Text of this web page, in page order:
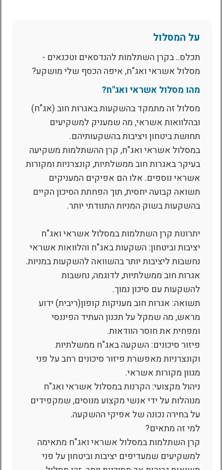
על המסלול
תכלס.. בקרן השתלמות להנדסאים וטכנאים -
מסלול אשראי ואג"ח, איפה הכסף שלי מושקע?
מהו מסלול אשראי ואג"ח?
מסלול זה מתמקד בהשקעות באגרות חוב (אג"ח)
ובהלוואות אשראי, מה שמעניק למשקיעים
תחושת ביטחון ויציבות בהשקעותיהם.
במסלול אשראי ואג"ח, קרן ההשתלמות משקיעה
בעיקר באגרות חוב ממשלתיות, קונצרניות ומקורות
אשראי נוספים. אלו הם אפיקים המעניקים
תשואה קבועה יחסית, תוך הפחתת הסיכון הקיים
בהשקעות בשוק המניות התנודתי יותר.
יתרונות קרן השתלמות במסלול אשראי ואג"ח
יציבות וביטחון: השקעות באג"ח והלוואות אשראי
נחשבות ליציבות יותר בהשוואה להשקעות במניות.
אגרות חוב ממשלתיות, לדוגמה, נחשבות
להשקעות עם סיכון נמוך.
תשואה: אגרות חוב מעניקות קופון(ריבית) ידוע
מראש, מה שמקל על תכנון העתיד הפיננסי
ומפחית את חוסר הוודאות.
פיזור סיכונים: השקעה באג"ח ממשלתיות
וקונצרניות מאפשרת פיזור סיכונים רחב על פני
מגוון מקורות אשראי.
ניהול מקצועי: הקרנות במסלול אשראי ואג"ח
מנוהלות על ידי אנשי מקצוע מנוסים, שמקפידים
על בחירה נכונה של אפיקי ההשקעה.
למי זה מתאים?
קרן השתלמות במסלול אשראי ואג"ח מתאימה
למשקיעים שמעדיפים יציבות וביטחון על פני